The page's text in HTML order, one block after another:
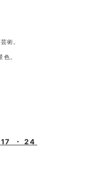
術。
。
・ 24